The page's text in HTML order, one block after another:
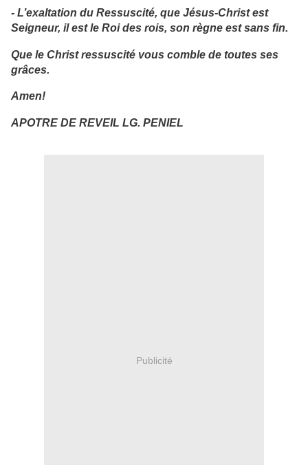
- L’exaltation du Ressuscité, que Jésus-Christ est
Seigneur, il est le Roi des rois, son règne est sans fin.
Que le Christ ressuscité vous comble de toutes ses
grâces.
Amen!
APOTRE DE REVEIL LG. PENIEL
Publicité